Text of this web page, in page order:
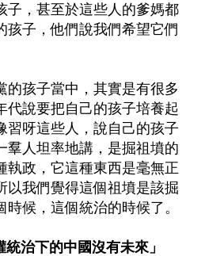
子，甚至於這些人的爹媽都
孩子，他們說我們希望它們
的孩子當中，其實是有很多
代說要把自己的孩子培養起
習呀這些人，說自己的孩子
羣人坦率地講，是掘祖墳的
執政，它這種東西是毫無正
以我們覺得這個祖墳是該掘
候，這個統治的時候了。
治下的中國沒有未來」